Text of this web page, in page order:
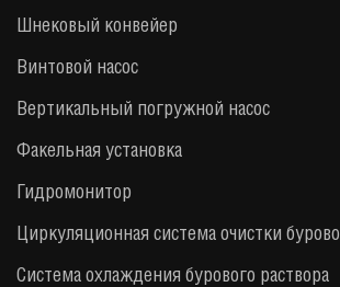
Шнековый конвейер
Винтовой насос
Вертикальный погружной насос
Факельная установка
Гидромонитор
Циркуляционная система очистки
Система охлаждения бурового раствора